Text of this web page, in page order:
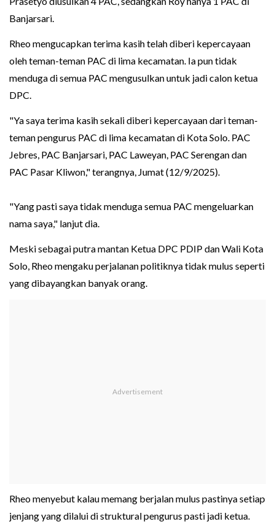
Banjarsari.
Rheo mengucapkan terima kasih telah diberi kepercayaan
oleh teman-teman PAC di lima kecamatan. Ia pun tidak
menduga di semua PAC mengusulkan untuk jadi calon ketua
DPC.
"Ya saya terima kasih sekali diberi kepercayaan dari teman-
teman pengurus PAC di lima kecamatan di Kota Solo. PAC
Jebres, PAC Banjarsari, PAC Laweyan, PAC Serengan dan
PAC Pasar Kliwon," terangnya, Jumat (12/9/2025).
"Yang pasti saya tidak menduga semua PAC mengeluarkan
nama saya," lanjut dia.
Meski sebagai putra mantan Ketua DPC PDIP dan Wali Kota
Solo, Rheo mengaku perjalanan politiknya tidak mulus seperti
yang dibayangkan banyak orang.
Rheo menyebut kalau memang berjalan mulus pastinya setiap
jenjang yang dilalui di struktural pengurus pasti jadi ketua.